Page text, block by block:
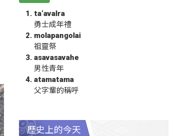
ta‘avalra
勇士成年禮
molapangolai
祖靈祭
asavasavahe
男性青年
atamatama
父字輩的稱呼
歷史上的今天